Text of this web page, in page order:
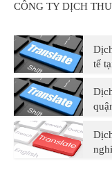
CÔNG TY DỊCH
tế